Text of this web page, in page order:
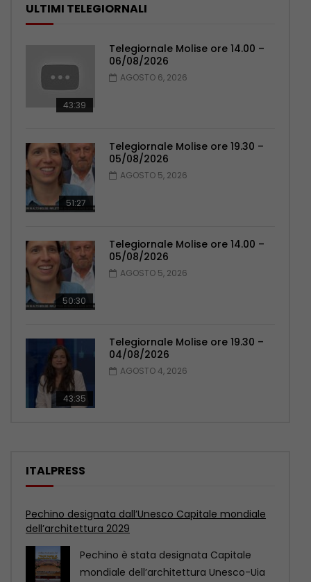
ULTIMI TELEGIORNALI
43:39
Telegiornale Molise ore 14.00 –
06/08/2026
AGOSTO 6, 2026
51:27
Telegiornale Molise ore 19.30 –
05/08/2026
AGOSTO 5, 2026
50:30
Telegiornale Molise ore 14.00 –
05/08/2026
AGOSTO 5, 2026
43:35
Telegiornale Molise ore 19.30 –
04/08/2026
AGOSTO 4, 2026
ITALPRESS
Cina: potenza manifatturiera del Paese offre
opportunità a livello globale
La Cina non è soltanto una potenza
manifatturiera, ma anche un